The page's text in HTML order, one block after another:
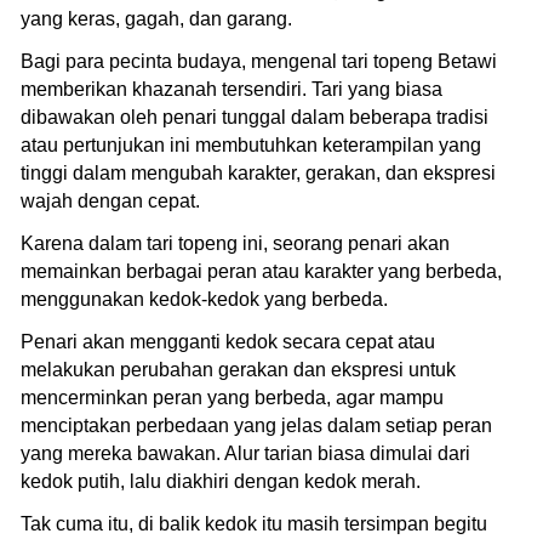
yang keras, gagah, dan garang.
Bagi para pecinta budaya, mengenal tari topeng Betawi
memberikan khazanah tersendiri. Tari yang biasa
dibawakan oleh penari tunggal dalam beberapa tradisi
atau pertunjukan ini membutuhkan keterampilan yang
tinggi dalam mengubah karakter, gerakan, dan ekspresi
wajah dengan cepat.
Karena dalam tari topeng ini, seorang penari akan
memainkan berbagai peran atau karakter yang berbeda,
menggunakan kedok-kedok yang berbeda.
Penari akan mengganti kedok secara cepat atau
melakukan perubahan gerakan dan ekspresi untuk
mencerminkan peran yang berbeda, agar mampu
menciptakan perbedaan yang jelas dalam setiap peran
yang mereka bawakan. Alur tarian biasa dimulai dari
kedok putih, lalu diakhiri dengan kedok merah.
Tak cuma itu, di balik kedok itu masih tersimpan begitu